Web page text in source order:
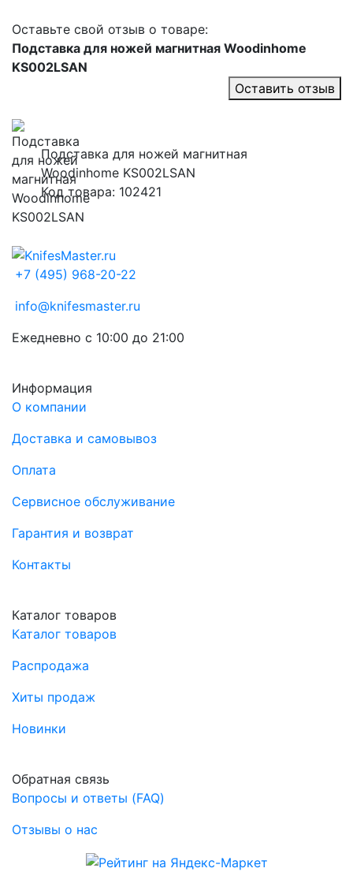
Оставьте свой отзыв о товаре:
Подставка для ножей магнитная Woodinhome
KS002LSAN
Оставить отзыв
Подставка для ножей магнитная
Woodinhome KS002LSAN
Код товара: 102421
+7 (495) 968-20-22
info@knifesmaster.ru
Ежедневно с 10:00 до 21:00
Информация
О компании
Доставка и самовывоз
Оплата
Сервисное обслуживание
Гарантия и возврат
Контакты
Каталог товаров
Каталог товаров
Распродажа
Хиты продаж
Новинки
Обратная связь
Вопросы и ответы (FAQ)
Отзывы о нас